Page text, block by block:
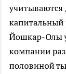
учитываются
Йошкар-Олы
компании
половиной